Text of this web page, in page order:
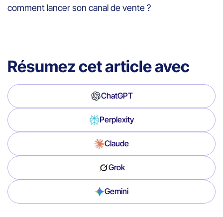
comment lancer son canal de vente ?
Résumez cet article avec
ChatGPT
Perplexity
Claude
Grok
Gemini